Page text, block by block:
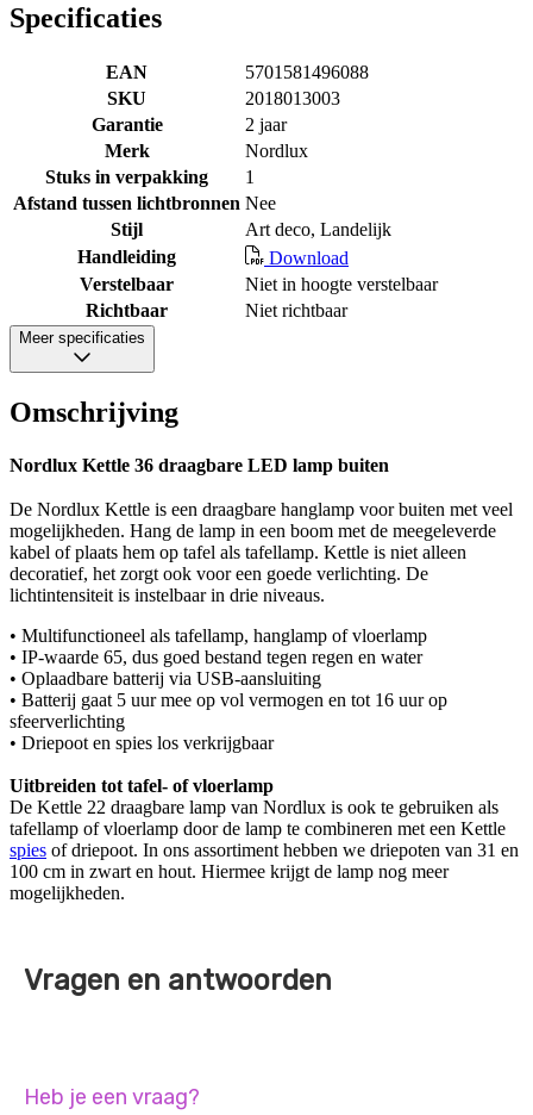
Specificaties
EAN
5701581496088
SKU
2018013003
Garantie
2 jaar
Merk
Nordlux
Stuks in verpakking
1
Afstand tussen lichtbronnen Nee
Stijl
Art deco, Landelijk
Handleiding
Download
Verstelbaar
Niet in hoogte verstelbaar
Richtbaar
Niet richtbaar
Meer specificaties
Omschrijving
Nordlux Kettle 36 draagbare LED lamp buiten
De Nordlux Kettle is een draagbare hanglamp voor buiten met veel
mogelijkheden. Hang de lamp in een boom met de meegeleverde
kabel of plaats hem op tafel als tafellamp. Kettle is niet alleen
decoratief, het zorgt ook voor een goede verlichting. De
lichtintensiteit is instelbaar in drie niveaus.
• Multifunctioneel als tafellamp, hanglamp of vloerlamp
• IP-waarde 65, dus goed bestand tegen regen en water
• Oplaadbare batterij via USB-aansluiting
• Batterij gaat 5 uur mee op vol vermogen en tot 16 uur op
sfeerverlichting
• Driepoot en spies los verkrijgbaar
Uitbreiden tot tafel- of vloerlamp
De Kettle 22 draagbare lamp van Nordlux is ook te gebruiken als
tafellamp of vloerlamp door de lamp te combineren met een Kettle
spies of driepoot. In ons assortiment hebben we driepoten van 31 en
100 cm in zwart en hout. Hiermee krijgt de lamp nog meer
mogelijkheden.
Vragen en antwoorden
Heb je een vraag?